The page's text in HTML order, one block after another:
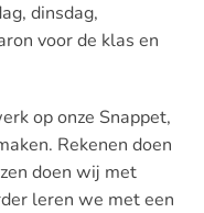
dinsdag,
voor de klas en
op onze Snappet,
Rekenen doen
doen wij met
leren we met een